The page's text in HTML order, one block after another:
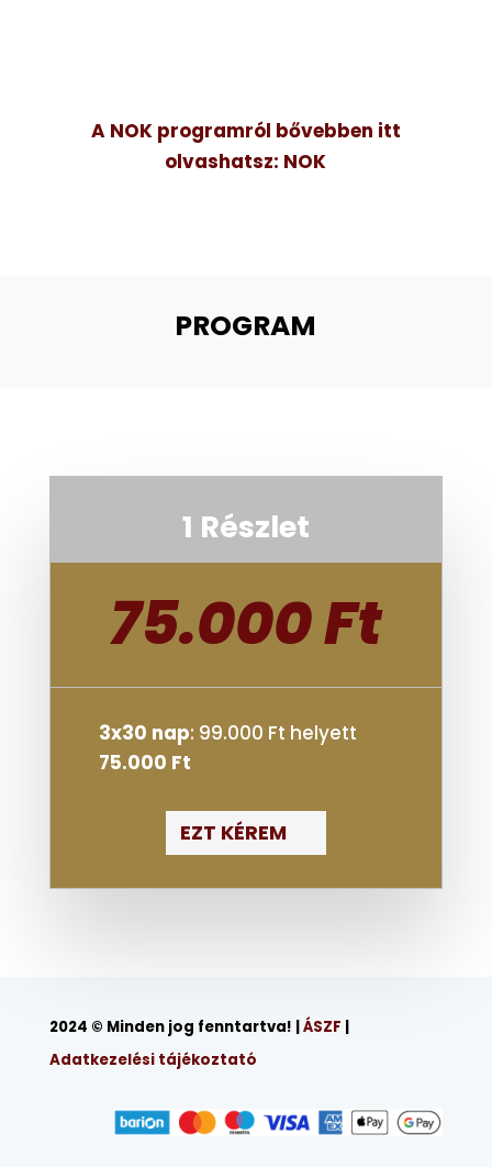
A NOK programról bővebben itt
olvashatsz: NOK
PROGRAM
1 Részlet
75.000 Ft
3x30 nap: 99.000 Ft helyett
75.000 Ft
EZT KÉREM
2024 © Minden jog fenntartva! | ÁSZF
Adatkezelési tájékoztató